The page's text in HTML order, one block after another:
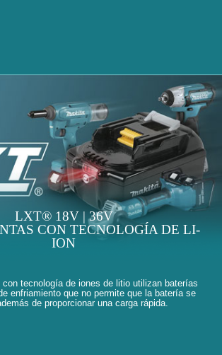
LXT® 18V | 36V
CON TECNOLOGÍA DE LI-
ION
con tecnología de iones de litio utilizan baterías
enfriamiento que no permite que la batería se
de proporcionar una carga rápida.